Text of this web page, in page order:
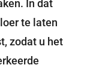
In dat
te laten
zodat u het